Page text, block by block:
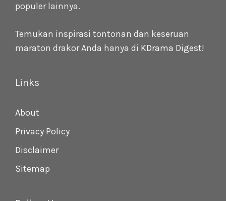
populer lainnya.
Temukan inspirasi tontonan dan keseruan
maraton drakor Anda hanya di KDrama Digest!
Links
About
Privacy Policy
Disclaimer
Sitemap